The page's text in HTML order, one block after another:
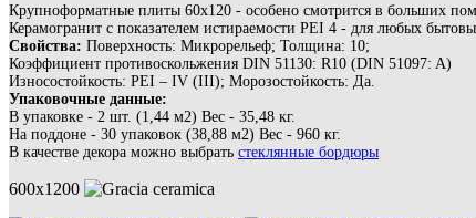
Крупноформатные плиты 60х120 - особено смотрится в больших
Керамогранит с показателем истираемости PEI 4 - для любых
Свойства: Поверхность: Микрорельеф; Толщина: 10;
Коэффициент противоскольжения DIN 51130: R10 (DIN 51097: A)
Износостойкость: PEI – IV (III); Морозостойкость: Да.
Упаковочные данные:
В упаковке - 2 шт. (1,44 м2) Вес - 35,48 кг.
На поддоне - 30 упаковок (38,88 м2) Вес - 960 кг.
В качестве декора можно выбрать стеклянные бордюры
600x1200